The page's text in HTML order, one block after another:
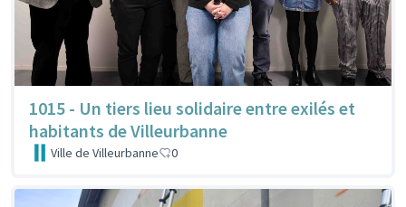
1015 - Un tiers lieu solidaire entre exilés et
habitants de Villeurbanne
Ville de Villeurbanne 0